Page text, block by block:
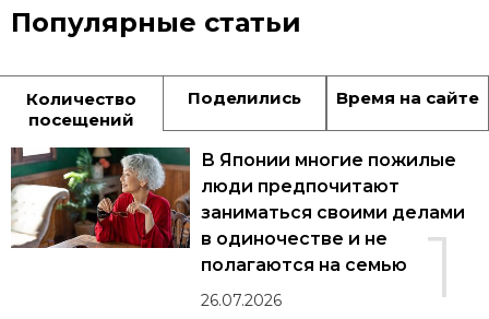
Популярные статьи
Количество
посещений
Поделились Время на сайте
1
В Японии многие пожилые
люди предпочитают
заниматься своими делами
в одиночестве и не
полагаются на семью
26.07.2026